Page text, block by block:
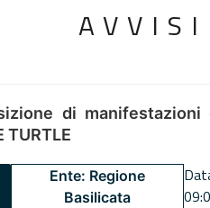
di
TURTLE
Ente: Regione
Basilicata